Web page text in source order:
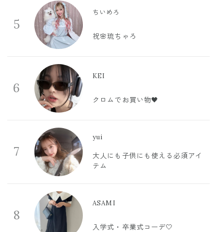
5
ちいめろ
祝🌸琉ちゃろ
6
KEI
クロムでお買い物🖤
7
yui
大人にも子供にも使える必須アイ
テム
8
ASAMI
入学式・卒業式コーデ🤍